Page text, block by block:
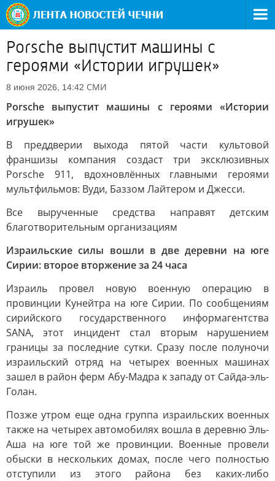
Porsche выпустит машины с
героями «Истории игрушек»
8 июня 2026, 14:42 СМИ
Porsche выпустит машины с героями «Истории
игрушек»
В преддверии выхода пятой части культовой
франшизы компания создаст три эксклюзивных
Porsche 911, вдохновлённых главными героями
мультфильмов: Вуди, Баззом Лайтером и Джесси.
Все вырученные средства направят детским
благотворительным организациям
Израильские силы вошли в две деревни на юге
Сирии: второе вторжение за 24 часа
Израиль провел новую военную операцию в
провинции Кунейтра на юге Сирии. По сообщениям
сирийского государственного информагентства
SANA, этот инцидент стал вторым нарушением
границы за последние сутки. Сразу после полуночи
израильский отряд на четырех военных машинах
зашел в район ферм Абу-Мадра к западу от Сайда-эль-
Голан.
Позже утром еще одна группа израильских военных
также на четырех автомобилях вошла в деревню Эль-
Аша на юге той же провинции. Военные провели
обыски в нескольких домах, после чего полностью
отступили из этого района без каких-либо